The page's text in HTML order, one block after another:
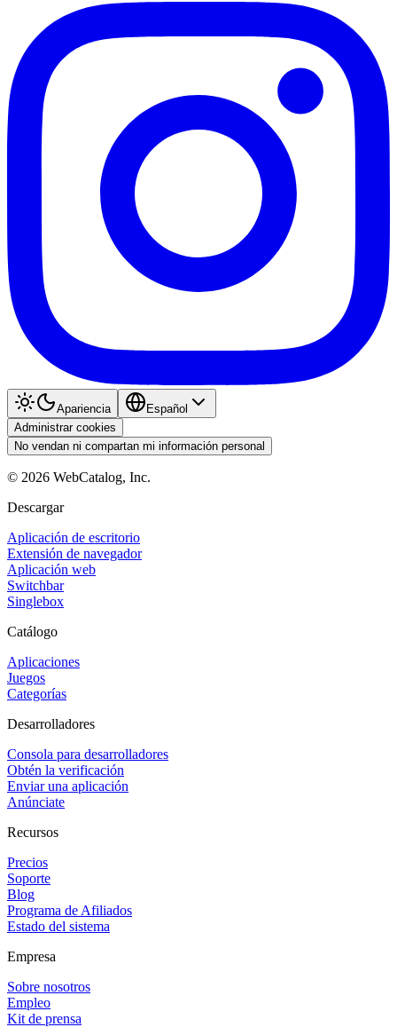
Apariencia
Español
Administrar cookies
No vendan ni compartan mi información personal
© 2026 WebCatalog, Inc.
Descargar
Aplicación de escritorio
Extensión de navegador
Aplicación web
Switchbar
Singlebox
Catálogo
Aplicaciones
Juegos
Categorías
Desarrolladores
Consola para desarrolladores
Obtén la verificación
Enviar una aplicación
Anúnciate
Recursos
Precios
Soporte
Blog
Programa de Afiliados
Estado del sistema
Empresa
Sobre nosotros
Empleo
Kit de prensa